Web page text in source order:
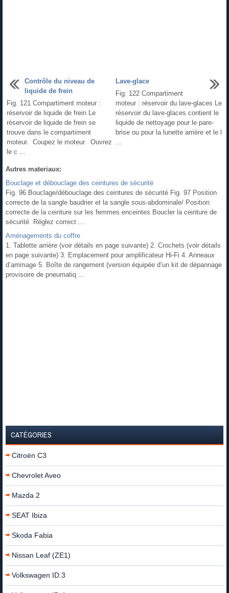
Contrôle du niveau de
liquide de frein
Fig. 121 Compartiment moteur :
réservoir de liquide de frein Le
réservoir de liquide de frein se
trouve dans le compartiment
moteur. Coupez le moteur. Ouvrez
le c ...
Lave-glace
Fig. 122 Compartiment
moteur : réservoir du lave-glaces Le
réservoir du lave-glaces contient le
liquide de nettoyage pour le pare-
brise ou pour la lunette arrière et le l
...
Autres materiaux:
Bouclage et débouclage des ceintures de sécurité
Fig. 96 Bouclage/débouclage des ceintures de sécurité Fig. 97 Position
correcte de la sangle baudrier et la sangle sous-abdominale/ Position
correcte de la ceinture sur les femmes enceintes Boucler la ceinture de
sécurité Réglez correct ...
Aménagements du coffre
1. Tablette arrière (voir détails en page suivante) 2. Crochets (voir détails
en page suivante) 3. Emplacement pour amplificateur Hi-Fi 4. Anneaux
d’arrimage 5. Boîte de rangement (version équipée d’un kit de dépannage
provisoire de pneumatiq ...
CATÉGORIES
Citroën C3
Chevrolet Aveo
Mazda 2
SEAT Ibiza
Skoda Fabia
Nissan Leaf (ZE1)
Volkswagen ID.3